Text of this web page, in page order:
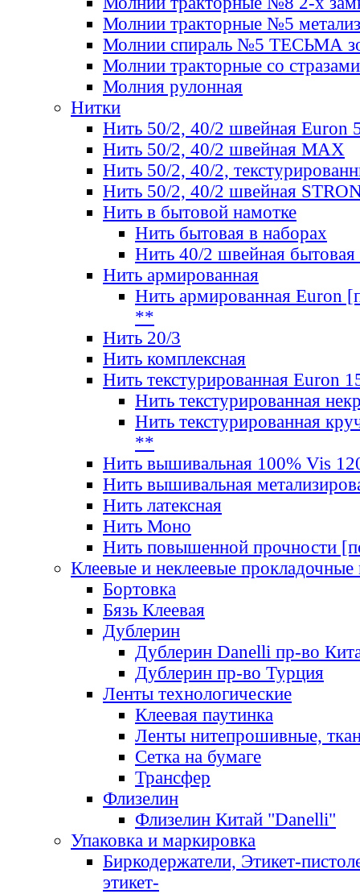
Молнии тракторные №5
Молнии спираль №5 ТЕСЬМА
Молнии тракторные со стразами
Молния рулонная
Нитки
Нить 50/2, 40/2 швейная Euron
Нить 50/2, 40/2 швейная МАХ
Нить 50/2, 40/2,
Нить 50/2, 40/2 швейная
Нить в бытовой намотке
Нить бытовая в наборах
Нить 40/2 швейная бытовая
Нить армированная
Нить армированная Euron
**
Нить 20/3
Нить комплексная
Нить текстурированная Euron
Нить текстурированная
Нить текстурированная
**
Нить вышивальная 100% Vis
Нить вышивальная
Нить латексная
Нить Моно
Нить повышенной прочности
Клеевые и неклеевые прокладочные
Бортовка
Бязь Клеевая
Дублерин
Дублерин Danelli пр-во
Дублерин пр-во Турция
Ленты технологические
Клеевая паутинка
Ленты нитепрошивные,
Сетка на бумаге
Трансфер
Флизелин
Флизелин Китай "Danelli"
Упаковка и маркировка
Биркодержатели, Этикет-
этикет-